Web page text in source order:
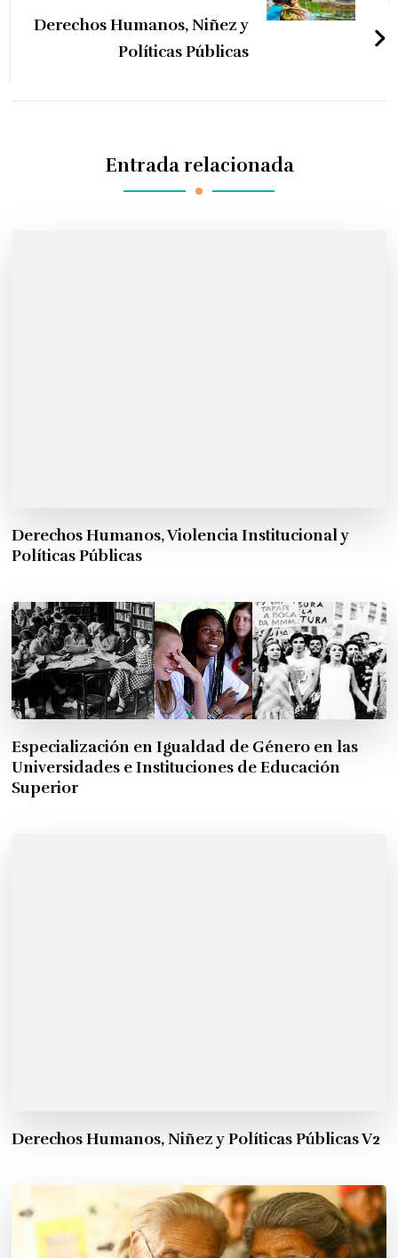
Derechos Humanos, Niñez y
Políticas Públicas
Entrada relacionada
Derechos Humanos, Violencia Institucional y
Políticas Públicas
Especialización en Igualdad de Género en las
Universidades e Instituciones de Educación
Superior
Derechos Humanos, Niñez y Políticas Públicas V2